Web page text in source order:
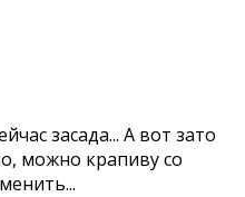
засада... А вот зато
можно крапиву со